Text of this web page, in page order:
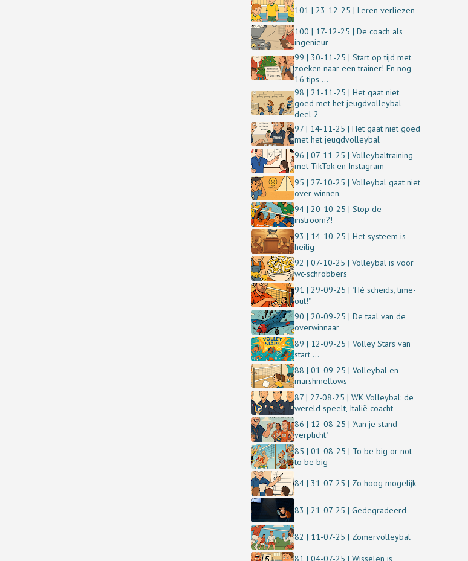
101 | 23-12-25 | Leren verliezen
100 | 17-12-25 | De coach als
ingenieur
99 | 30-11-25 | Start op tijd met
zoeken naar een trainer! En nog
16 tips ...
98 | 21-11-25 | Het gaat niet
goed met het jeugdvolleybal -
deel 2
97 | 14-11-25 | Het gaat niet goed
met het jeugdvolleybal
96 | 07-11-25 | Volleybaltraining
met TikTok en Instagram
95 | 27-10-25 | Volleybal gaat niet
over winnen.
94 | 20-10-25 | Stop de
instroom?!
93 | 14-10-25 | Het systeem is
heilig
92 | 07-10-25 | Volleybal is voor
wc-schrobbers
91 | 29-09-25 | "Hé scheids, time-
out!"
90 | 20-09-25 | De taal van de
overwinnaar
89 | 12-09-25 | Volley Stars van
start ...
88 | 01-09-25 | Volleybal en
marshmellows
87 | 27-08-25 | WK Volleybal: de
wereld speelt, Italië coacht
86 | 12-08-25 | "Aan je stand
verplicht"
85 | 01-08-25 | To be big or not
to be big
84 | 31-07-25 | Zo hoog mogelijk
83 | 21-07-25 | Gedegradeerd
82 | 11-07-25 | Zomervolleybal
81 | 04-07-25 | Wisselen is